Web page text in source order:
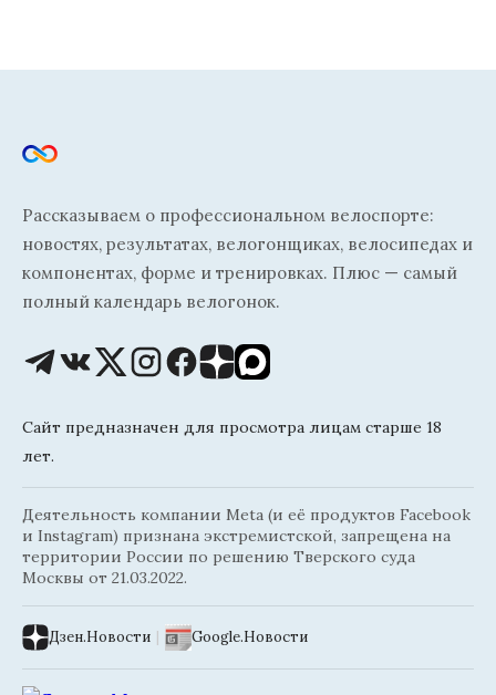
Рассказываем о профессиональном велоспорте:
новостях, результатах, велогонщиках, велосипедах и
компонентах, форме и тренировках. Плюс — самый
полный календарь велогонок.
Сайт предназначен для просмотра лицам старше 18
лет.
Деятельность компании Meta (и её продуктов Facebook
и Instagram) признана экстремистской, запрещена на
территории России по решению Тверского суда
Москвы от 21.03.2022.
Дзен.Новости | Google.Новости